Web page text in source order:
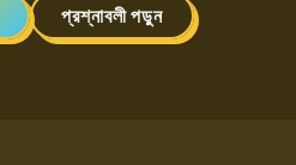
প্রশ্নাবলী পড়ুন